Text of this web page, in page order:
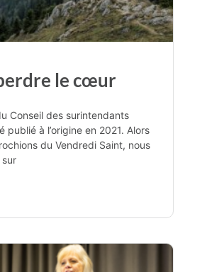
le cœur
Conseil des surintendants
publié à l’origine en 2021. Alors
du Vendredi Saint, nous